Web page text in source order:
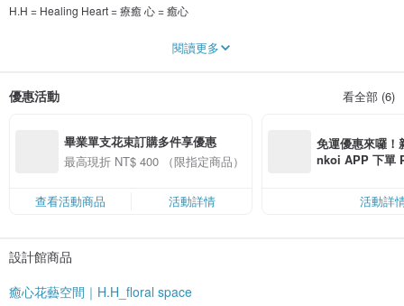
H.H = Healing Heart = 療癒 心 = 癒心
因為自己的婚禮而遇見花藝，從此愛上這份美好，
在做花的過程裡，我找到平靜、幸福與快樂，
我希望將這份療癒與幸福，
為生活撒上花精靈的療癒蜜語，
多一點幸福 · 多一點快樂。
Healing your heart, mind and soul.
🔸Instagram：h.h_floralspace
閱讀更多
優惠活動 看全部 (6)
畢業單支花束訂購多件享優惠
最高現折 NT$ 400 （限指定商品）
查看活動商品 活動詳情
免運優惠來囉
nkoi APP 下單
活動詳
設計館商品
癒心花藝空間｜H.H_floral space